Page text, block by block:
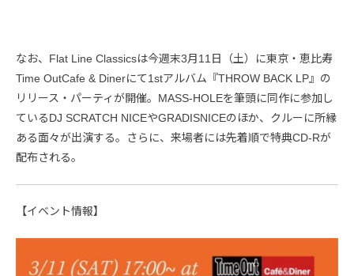
なお、Flat Line Classicsは今週末3月11日（土）に東京・恵比寿
Time OutCafe & Dinerにて1stアルバム『THROW BACK LP』の
リリース・パーティが開催。MASS-HOLEを筆頭に同作に参加し
ているDJ SCRATCH NICEやGRADISNICEのほか、クルーに所縁
ある面々が出演する。さらに、来場者には先着順で特典CD-Rが
配布される。
【イベント情報】